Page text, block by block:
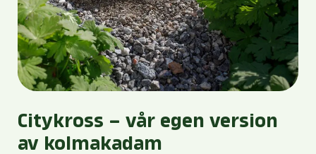
Citykross – vår egen version
av kolmakadam